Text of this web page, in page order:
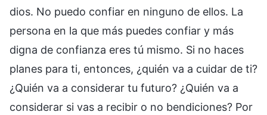
dios. No puedo confiar en ninguno de ellos. La
persona en la que más puedes confiar y más
digna de confianza eres tú mismo. Si no haces
planes para ti, entonces, ¿quién va a cuidar de ti?
¿Quién va a considerar tu futuro? ¿Quién va a
considerar si vas a recibir o no bendiciones? Por